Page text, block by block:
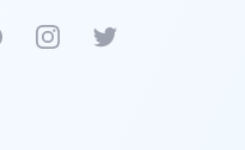
InstagramTwitter